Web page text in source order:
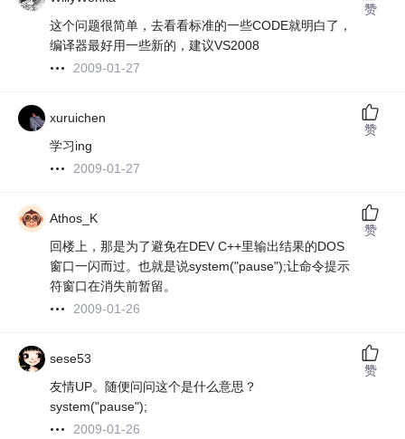
这个问题很简单，去看看标准的一些CODE就明白了，
编译器最好用一些新的，建议VS2008
2009-01-27
赞
xuruichen
学习ing
2009-01-27
赞
Athos_K
回楼上，那是为了避免在DEV C++里输出结果的DOS
窗口一闪而过。也就是说system("pause");让命令提示
符窗口在消失前暂留。
2009-01-26
赞
sese53
友情UP。随便问问这个是什么意思？
system("pause");
2009-01-26
赞